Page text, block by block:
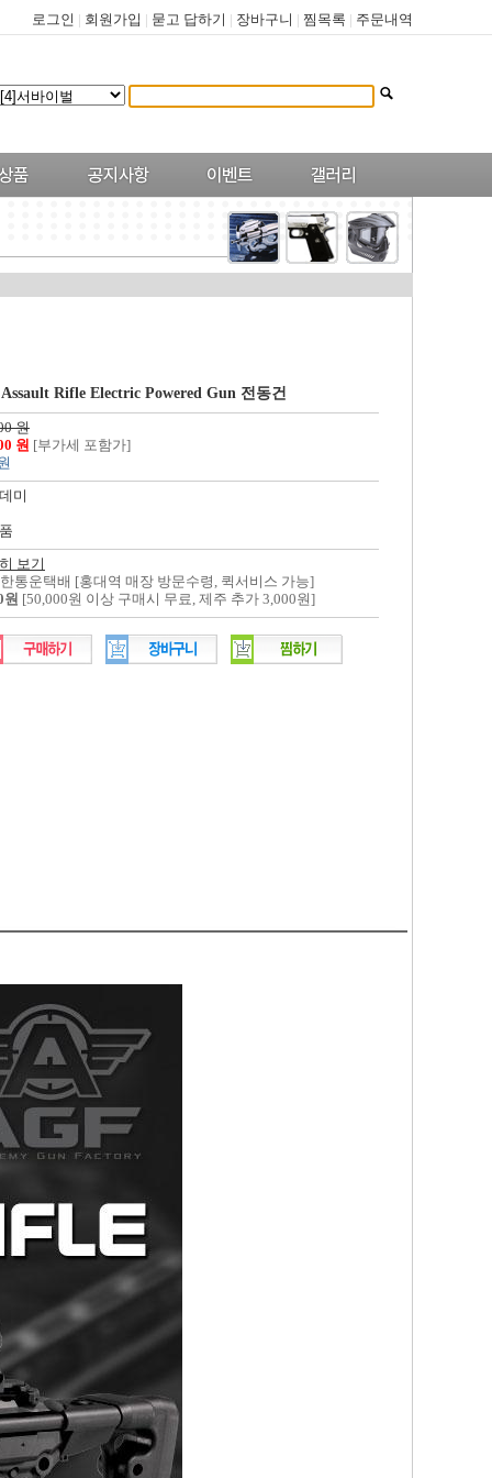
로그인 | 회원가입 | 묻고 답하기 | 장바구니 | 찜목록 | 주문내역
Rifle Electric Powered Gun 전동건
원
원 [부가세 포함가]
미
보기
통운택배 [홍대역 매장 방문수령, 퀵서비스 가능]
원 [50,000원 이상 구매시 무료, 제주 추가 3,000원]